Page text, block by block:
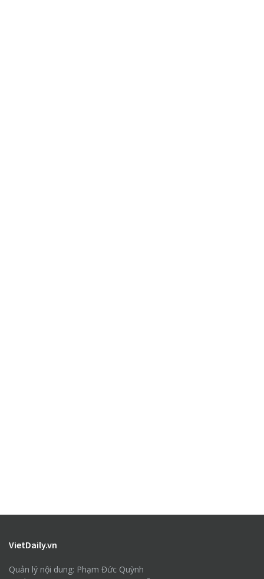
VietDaily.vn
Quản lý nội dung: Phạm Đức Quỳnh